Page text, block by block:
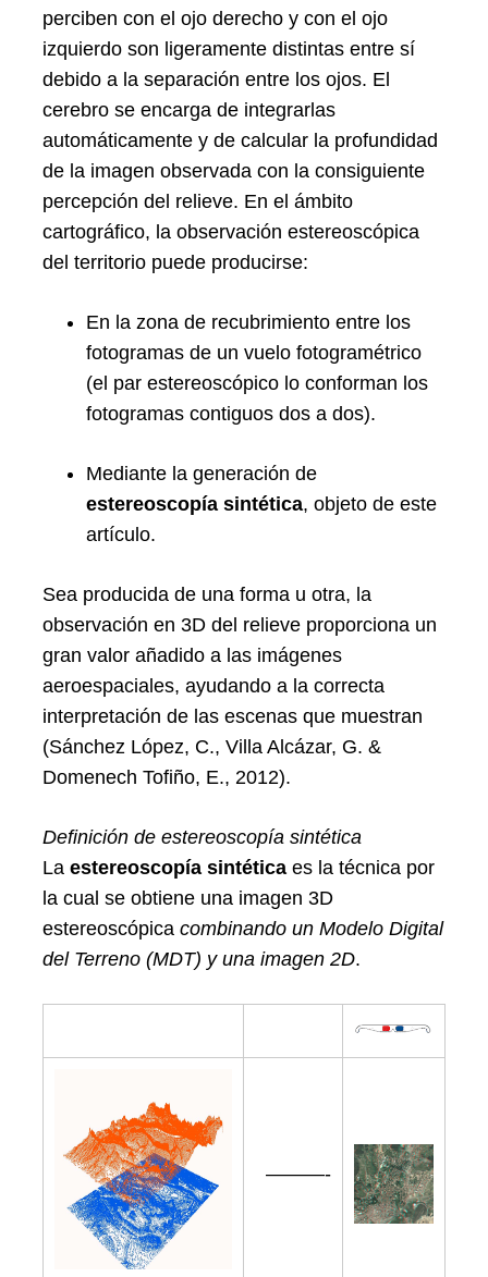
perciben con el ojo derecho y con el ojo
izquierdo son ligeramente distintas entre sí
debido a la separación entre los ojos. El
cerebro se encarga de integrarlas
automáticamente y de calcular la profundidad
de la imagen observada con la consiguiente
percepción del relieve. En el ámbito
cartográfico, la observación estereoscópica
del territorio puede producirse:
En la zona de recubrimiento entre los
fotogramas de un vuelo fotogramétrico
(el par estereoscópico lo conforman los
fotogramas contiguos dos a dos).
Mediante la generación de
estereoscopía sintética, objeto de este
artículo.
Sea producida de una forma u otra, la
observación en 3D del relieve proporciona un
gran valor añadido a las imágenes
aeroespaciales, ayudando a la correcta
interpretación de las escenas que muestran
(Sánchez López, C., Villa Alcázar, G. &
Domenech Tofiño, E., 2012).
Definición de estereoscopía sintética
La estereoscopía sintética es la técnica por
la cual se obtiene una imagen 3D
estereoscópica combinando un Modelo Digital
del Terreno (MDT) y una imagen 2D.
———-